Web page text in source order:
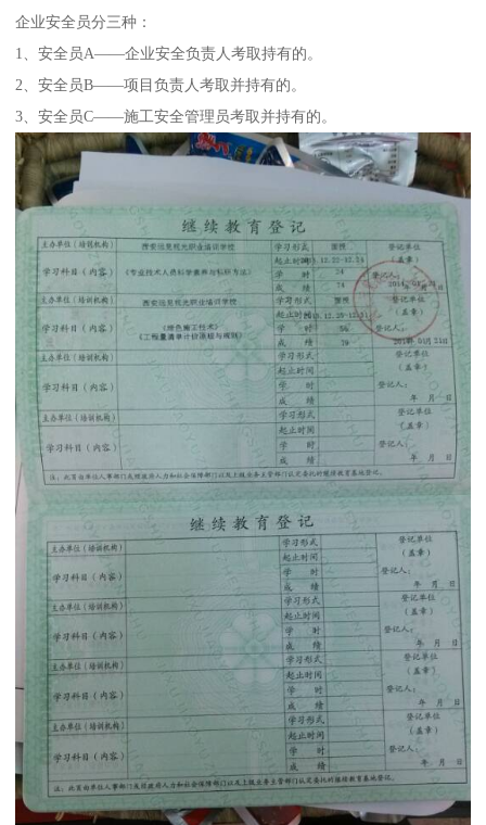
企业安全员分三种：
1、安全员A——企业安全负责人考取持有的。
2、安全员B——项目负责人考取并持有的。
3、安全员C——施工安全管理员考取并持有的。